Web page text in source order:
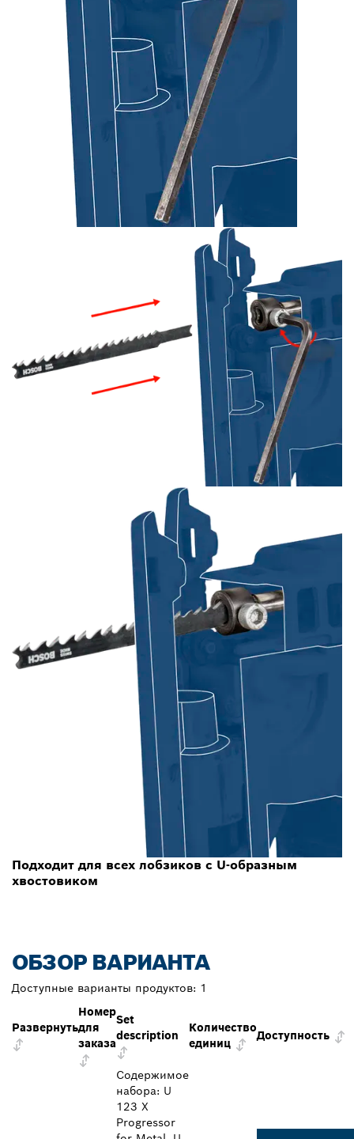
Подходит для всех лобзиков с U-образным
хвостовиком
ОБЗОР ВАРИАНТА
Доступные варианты продуктов: 1
Развернуть
Номер
для
заказа
Set
description
Количество
единиц
Доступность
Содержимое
набора: U
123 X
Progressor